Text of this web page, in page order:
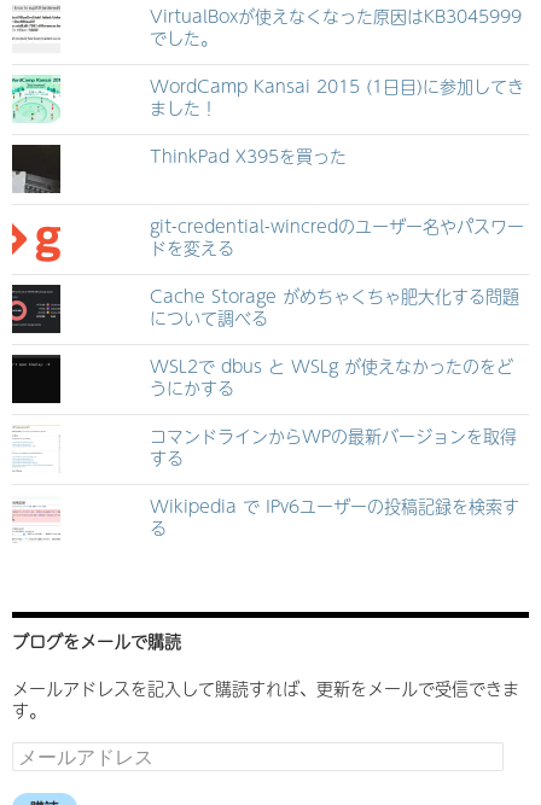
VirtualBoxが使えなくなった原因はKB3045999
でした。
WordCamp Kansai 2015 (1日目)に参加してき
ました！
ThinkPad X395を買った
git-credential-wincredのユーザー名やパスワー
ドを変える
Cache Storage がめちゃくちゃ肥大化する問題
について調べる
WSL2で dbus と WSLg が使えなかったのをど
うにかする
コマンドラインからWPの最新バージョンを取得
する
Wikipedia で IPv6ユーザーの投稿記録を検索す
る
ブログをメールで購読
メールアドレスを記入して購読すれば、更新をメールで受信できま
す。
メ
ー
ル